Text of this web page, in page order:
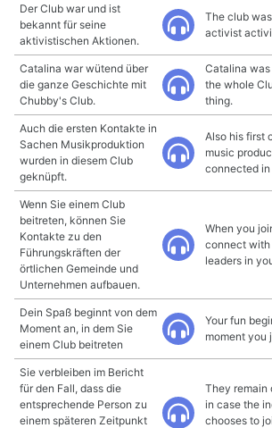
Der Club war und ist
bekannt für seine
aktivistischen Aktionen.
The club
activist
Catalina war wütend über
die ganze Geschichte mit
Chubby's Club.
Catalina
the whole
thing.
Auch die ersten Kontakte in
Sachen Musikproduktion
wurden in diesem Club
geknüpft.
Also his first
music
connected
Wenn Sie einem Club
beitreten, können Sie
Kontakte zu den
Führungskräften der
örtlichen Gemeinde und
Unternehmen aufbauen.
When you
connect with
leaders in
Dein Spaß beginnt von dem
Moment an, in dem Sie
einem Club beitreten
Your fun
moment you
Sie verbleiben im Bericht
für den Fall, dass die
entsprechende Person zu
einem späteren Zeitpunkt
They remain
in case the
chooses to